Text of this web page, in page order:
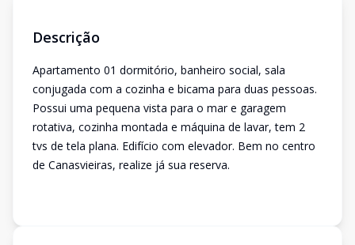
Descrição
Apartamento 01 dormitório, banheiro social, sala
conjugada com a cozinha e bicama para duas pessoas.
Possui uma pequena vista para o mar e garagem
rotativa, cozinha montada e máquina de lavar, tem 2
tvs de tela plana. Edifício com elevador. Bem no centro
de Canasvieiras, realize já sua reserva.